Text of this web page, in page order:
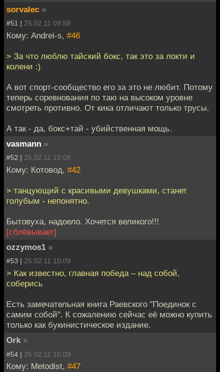
sorvalec »
#51 | 25.02.11 09:58
Кому: Andrei-s, #46
> За что люблю тайский бокс, так это за локти и
колени :)
А вот спорт-сообщество его за это не любит. Потому
теперь соревнования по таю на высоком уровне
смотреть противно. От кика отличают только трусы.
А так - да, бокс+тай - убийственная мощь.
vasmann »
#52 | 25.02.11 10:08
Кому: Котовод, #42
> танцующий с красивыми девушками, станет
голубым - непонятно.
Бытовуха, надоело. Хочется великого!!!
[сблёвывает]
ozzymos1 »
#53 | 25.02.11 10:09
> Как известно, главная победа – над собой,
соберись
Есть замечательная книга Раевского "Поединок с
самим собой". К сожалению сейчас её можно купить
только как букинистическое издание.
Ork »
#54 | 25.02.11 10:09
Кому: Metodist, #47